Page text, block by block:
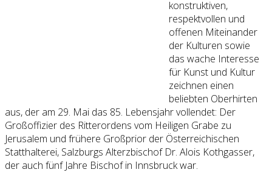
konstruktiven,
respektvollen und
offenen Miteinander
der Kulturen sowie
das wache Interesse
für Kunst und Kultur
zeichnen einen
beliebten Oberhirten
aus, der am 29. Mai das 85. Lebensjahr vollendet: Der
Großoffizier des Ritterordens vom Heiligen Grabe zu
Jerusalem und frühere Großprior der Österreichischen
Statthalterei, Salzburgs Alterzbischof Dr. Alois Kothgasser,
der auch fünf Jahre Bischof in Innsbruck war.